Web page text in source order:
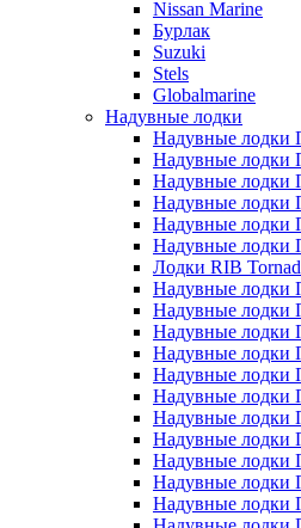
Nissan Marine
Бурлак
Suzuki
Stels
Globalmarine
Надувные лодки
Надувные
Надувные лодки
Надувные
Надувные
Надувные лодки
Надувные
Лодки RIB
Надувные лодки
Надувные лодки
Надувные лодки
Надувные лодки
Надувные
Надувные
Надувные лодки
Надувные
Надувные лодки
Надувные
Надувные лодки